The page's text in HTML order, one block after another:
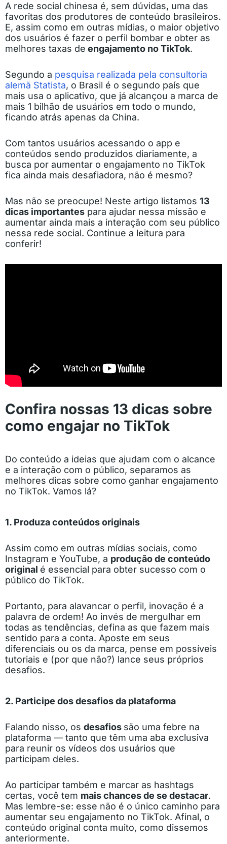
A rede social chinesa é, sem dúvidas, uma das
favoritas dos produtores de conteúdo brasileiros.
E, assim como em outras mídias, o maior objetivo
dos usuários é fazer o perfil bombar e obter as
melhores taxas de engajamento no TikTok.
Segundo a pesquisa realizada pela consultoria
alemã Statista, o Brasil é o segundo país que
mais usa o aplicativo, que já alcançou a marca de
mais 1 bilhão de usuários em todo o mundo,
ficando atrás apenas da China.
Com tantos usuários acessando o app e
conteúdos sendo produzidos diariamente, a
busca por aumentar o engajamento no TikTok
fica ainda mais desafiadora, não é mesmo?
Mas não se preocupe! Neste artigo listamos 13
dicas importantes para ajudar nessa missão e
aumentar ainda mais a interação com seu público
nessa rede social. Continue a leitura para
conferir!
Confira nossas 13 dicas sobre
como engajar no TikTok
Do conteúdo a ideias que ajudam com o alcance
e a interação com o público, separamos as
melhores dicas sobre como ganhar engajamento
no TikTok. Vamos lá?
1. Produza conteúdos originais
Assim como em outras mídias sociais, como
Instagram e YouTube, a produção de conteúdo
original é essencial para obter sucesso com o
público do TikTok.
Portanto, para alavancar o perfil, inovação é a
palavra de ordem! Ao invés de mergulhar em
todas as tendências, defina as que fazem mais
sentido para a conta. Aposte em seus
diferenciais ou os da marca, pense em possíveis
tutoriais e (por que não?) lance seus próprios
desafios.
2. Participe dos desafios da plataforma
Falando nisso, os desafios são uma febre na
plataforma — tanto que têm uma aba exclusiva
para reunir os vídeos dos usuários que
participam deles.
Ao participar também e marcar as hashtags
certas, você tem mais chances de se destacar.
Mas lembre-se: esse não é o único caminho para
aumentar seu engajamento no TikTok. Afinal, o
conteúdo original conta muito, como dissemos
anteriormente.